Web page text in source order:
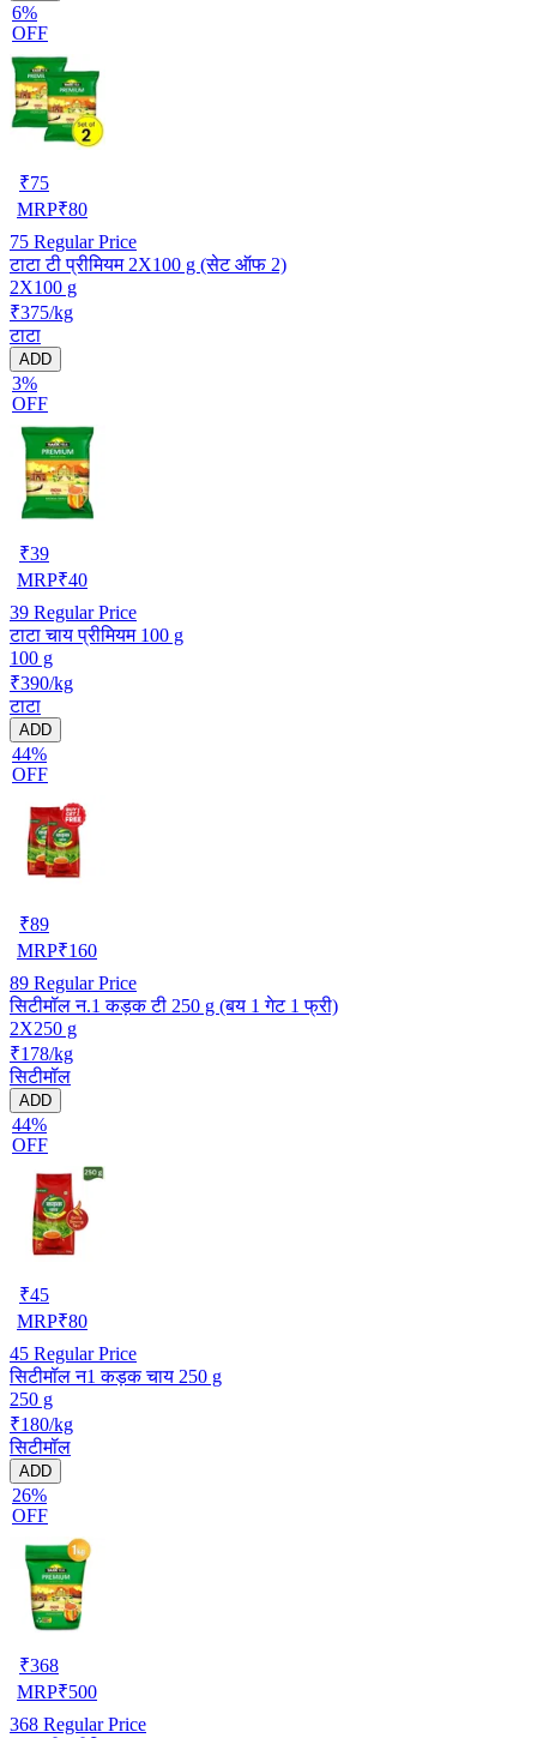
6%
OFF
₹75
MRP₹80
75 Regular Price
टाटा टी प्रीमियम 2X100 g (सेट ऑफ 2)
2X100 g
₹375/kg
टाटा
ADD
3%
OFF
₹39
MRP₹40
39 Regular Price
टाटा चाय प्रीमियम 100 g
100 g
₹390/kg
टाटा
ADD
44%
OFF
₹89
MRP₹160
89 Regular Price
सिटीमॉल न.1 कड़क टी 250 g (बय 1 गेट 1 फ्री)
2X250 g
₹178/kg
सिटीमॉल
ADD
44%
OFF
₹45
MRP₹80
45 Regular Price
सिटीमॉल न1 कड़क चाय 250 g
250 g
₹180/kg
सिटीमॉल
ADD
26%
OFF
₹368
MRP₹500
368 Regular Price